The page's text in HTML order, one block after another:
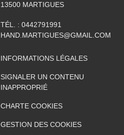
13500 MARTIGUES
TÉL. : 0442791991
HAND.MARTIGUES@GMAIL.COM
INFORMATIONS LÉGALES
SIGNALER UN CONTENU
INAPPROPRIÉ
CHARTE COOKIES
GESTION DES COOKIES